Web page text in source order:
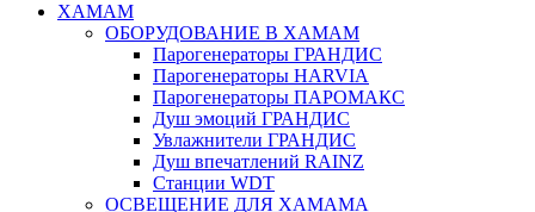
ХАМАМ
ОБОРУДОВАНИЕ В ХАМАМ
Парогенераторы ГРАНДИС
Парогенераторы HARVIA
Парогенераторы ПАРОМАКС
Душ эмоций ГРАНДИС
Увлажнители ГРАНДИС
Душ впечатлений RAINZ
Станции WDT
ОСВЕЩЕНИЕ ДЛЯ ХАМАМА